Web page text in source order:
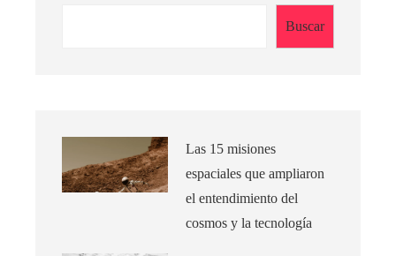
Buscar
Las 15 misiones
espaciales que ampliaron
el entendimiento del
cosmos y la tecnología